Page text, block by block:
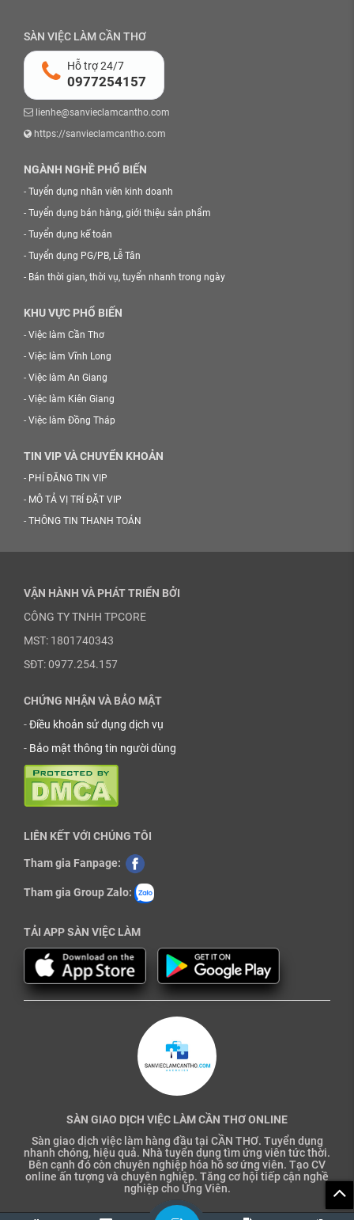
SÀN VIỆC LÀM CẦN THƠ
Hỗ trợ 24/7
0977254157
lienhe@sanvieclamcantho.com
https://sanvieclamcantho.com
NGÀNH NGHỀ PHỔ BIẾN
- Tuyển dụng nhân viên kinh doanh
- Tuyển dụng bán hàng, giới thiệu sản phẩm
- Tuyển dụng kế toán
- Tuyển dụng PG/PB, Lễ Tân
- Bán thời gian, thời vụ, tuyển nhanh trong ngày
KHU VỰC PHỔ BIẾN
- Việc làm Cần Thơ
- Việc làm Vĩnh Long
- Việc làm An Giang
- Việc làm Kiên Giang
- Việc làm Đồng Tháp
TIN VIP VÀ CHUYỂN KHOẢN
- PHÍ ĐĂNG TIN VIP
- MÔ TẢ VỊ TRÍ ĐẶT VIP
- THÔNG TIN THANH TOÁN
VẬN HÀNH VÀ PHÁT TRIỂN BỞI
CÔNG TY TNHH TPCORE
MST: 1801740343
SĐT: 0977.254.157
CHỨNG NHẬN VÀ BẢO MẬT
-Điều khoản sử dụng dịch vụ
- Bảo mật thông tin người dùng
LIÊN KẾT VỚI CHÚNG TÔI
Tham gia Fanpage:
Tham gia Group Zalo:
TẢI APP SÀN VIỆC LÀM
SÀN GIAO DỊCH VIỆC LÀM CẦN THƠ ONLINE
Sàn giao dịch việc làm hàng đầu tại CẦN THƠ. Tuyển dụng
nhanh chóng, hiệu quả. Nhà tuyển dụng tìm ứng viên tức thời.
Bên cạnh đó còn chuyên nghiệp hóa hồ sơ ứng viên. Tạo CV
online ấn tượng và chuyên nghiệp. Tăng cơ hội tiếp cận nghề
nghiệp cho Ứng Viên.